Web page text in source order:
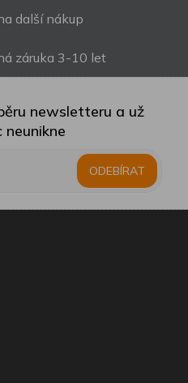
další nákup
záruka 3-10 let
newsletteru a už
neunikne
ODEBÍRAT